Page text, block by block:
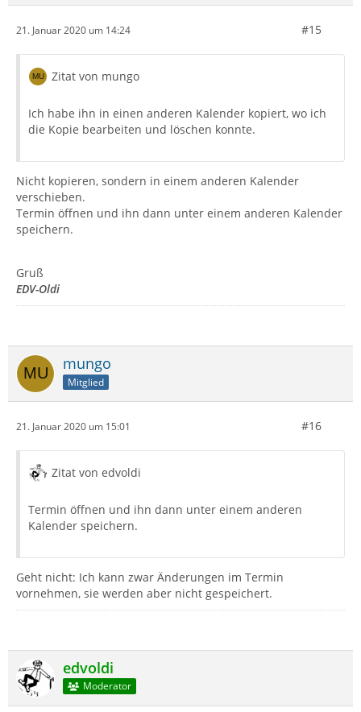
21. Januar 2020 um 14:24 #15
Zitat von mungo
Ich habe ihn in einen anderen Kalender kopiert, wo ich
die Kopie bearbeiten und löschen konnte.
Nicht kopieren, sondern in einem anderen Kalender
verschieben.
Termin öffnen und ihn dann unter einem anderen Kalender
speichern.
Gruß
EDV-Oldi
mungo
Mitglied
21. Januar 2020 um 15:01 #16
Zitat von edvoldi
Termin öffnen und ihn dann unter einem anderen
Kalender speichern.
Geht nicht: Ich kann zwar Änderungen im Termin
vornehmen, sie werden aber nicht gespeichert.
edvoldi
Moderator